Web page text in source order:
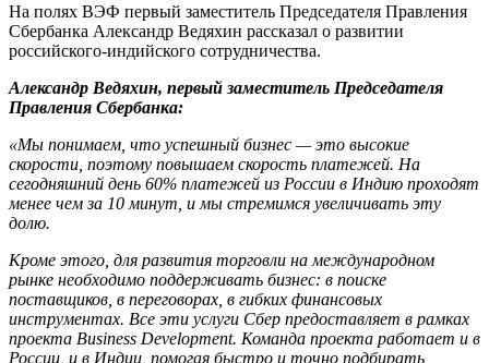
На полях ВЭФ первый заместитель Председателя Правления
Сбербанка Александр Ведяхин рассказал о развитии
российского-индийского сотрудничества.
Александр Ведяхин, первый заместитель Председателя
Правления Сбербанка:
«Мы понимаем, что успешный бизнес — это высокие
скорости, поэтому повышаем скорость платежей. На
сегодняшний день 60% платежей из России в Индию проходят
менее чем за 10 минут, и мы стремимся увеличивать эту
долю.
Кроме этого, для развития торговли на международном
рынке необходимо поддерживать бизнес: в поиске
поставщиков, в переговорах, в гибких финансовых
инструментах. Все эти услуги Сбер предоставляет в рамках
проекта Business Development. Команда проекта работает и в
России, и в Индии, помогая быстро и точно подбирать